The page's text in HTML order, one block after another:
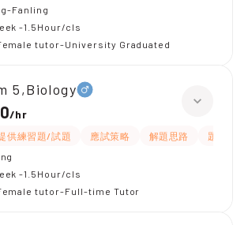
Fanling
-1.5Hour/cls
tutor-University Graduated
5,Biology
/hr
供練習題/試題 應試策略 解題思路
題目講解
-1.5Hour/cls
tutor-Full-time Tutor